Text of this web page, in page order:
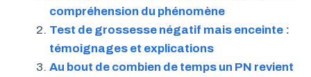
compréhension du phénomène
Test de grossesse négatif mais enceinte :
témoignages et explications
Au bout de combien de temps un PN revient